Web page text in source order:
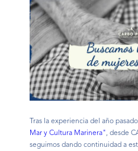
Tras la experiencia del año
Mar y Cultura Marinera", desde
seguimos dando continuidad a